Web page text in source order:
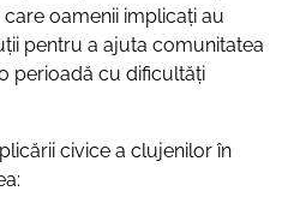
oamenii implicați au
pentru a ajuta comunitatea
perioadă cu dificultăți
civice a clujenilor în